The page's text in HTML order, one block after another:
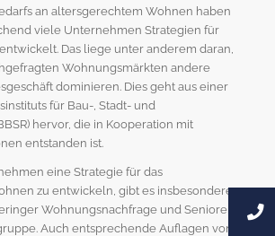
an altersgerechtem Wohnen haben
viele Unternehmen Strategien für
Das liege unter anderem daran,
Wohnungsmärkten andere
dominieren. Dies geht aus einer
für Bau-, Stadt- und
hervor, die in Kooperation mit
entstanden ist.
eine Strategie für das
zu entwickeln, gibt es insbesondere
Wohnungsnachfrage und Senioren
Auch entsprechende Auflagen von